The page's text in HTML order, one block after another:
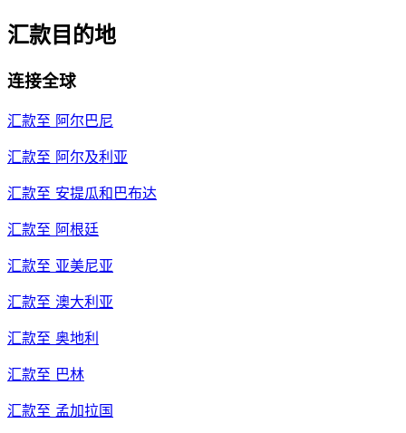
汇款目的地
连接全球
汇款至 阿尔巴尼
汇款至 阿尔及利亚
汇款至 安提瓜和巴布达
汇款至 阿根廷
汇款至 亚美尼亚
汇款至 澳大利亚
汇款至 奥地利
汇款至 巴林
汇款至 孟加拉国